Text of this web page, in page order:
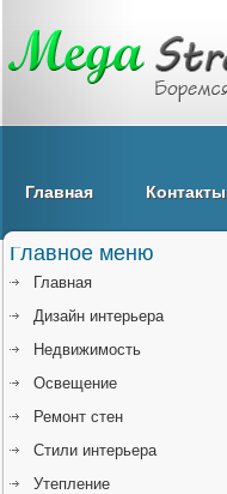
Главная Контакты
Главное меню
Главная
Дизайн интерьера
Недвижимость
Освещение
Ремонт стен
Стили интерьера
Утепление